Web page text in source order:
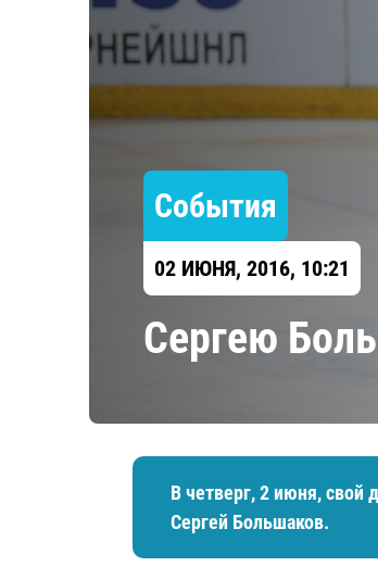
ЦСКА
Шанхайские
События
02 ИЮНЯ, 2016, 10:21
Сергею
В четверг, 2 июня, свой
Сергей Большаков.